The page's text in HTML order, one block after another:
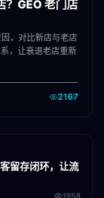
？GEO 老门店
，对比新店与老店
，让衰退老店重新
2167
留存闭环，让流
1958